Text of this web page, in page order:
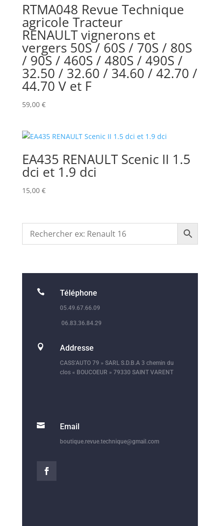
RTMA048 Revue Technique
agricole Tracteur
RENAULT vignerons et
vergers 50S / 60S / 70S / 80S
/ 90S / 460S / 480S / 490S /
32.50 / 32.60 / 34.60 / 42.70 /
44.70 V et F
59,00 €
EA435 RENAULT Scenic II 1.5
dci et 1.9 dci
15,00 €
 Téléphone
05.49.67.66.09
06.83.36.84.29
 Addresse
CASS’AUTO 79 » SARL S.D.B.A 3 chemin du
clos « BOUCOEUR » 79330 SAINT VARENT
 Email
boutique.revue.technique@gmail.com